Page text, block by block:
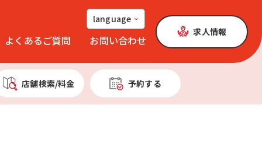
language
よくあるご質問 お問い合わせ
求人情報
店舗検索/料金 予約する